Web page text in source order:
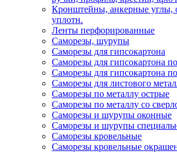
Кронштейны, анкерные углы,
уплотн.
Ленты перфорированные
Саморезы, шурупы
Саморезы для гипсокартона
Саморезы для гипсокартона
Саморезы для гипсокартона
Саморезы для листового
Саморезы по металлу острые
Саморезы по металлу со
Саморезы и шурупы оконные
Саморезы и шурупы
Саморезы кровельные
Саморезы кровельные